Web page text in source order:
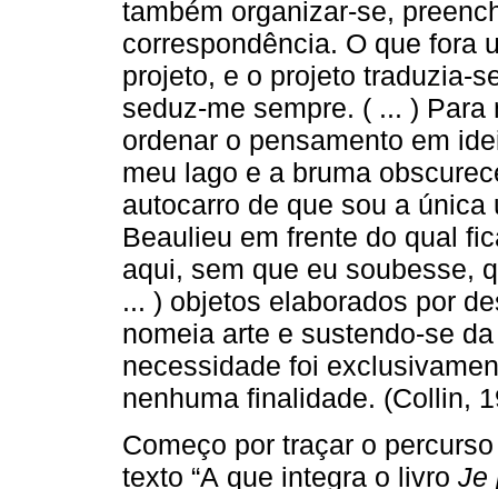
também organizar-se,
correspondência. O que fora
projeto, e o projeto traduzia-
seduz-me sempre. ( ... )
ordenar o pensamento em
meu lago e a bruma
autocarro de que sou a
Beaulieu em frente do qual
aqui, sem que eu soubesse,
... ) objetos elaborados por
nomeia arte e sustendo-se
necessidade foi
nenhuma finalidade. (Collin,
Começo por traçar o
texto “A que integra o livro Je